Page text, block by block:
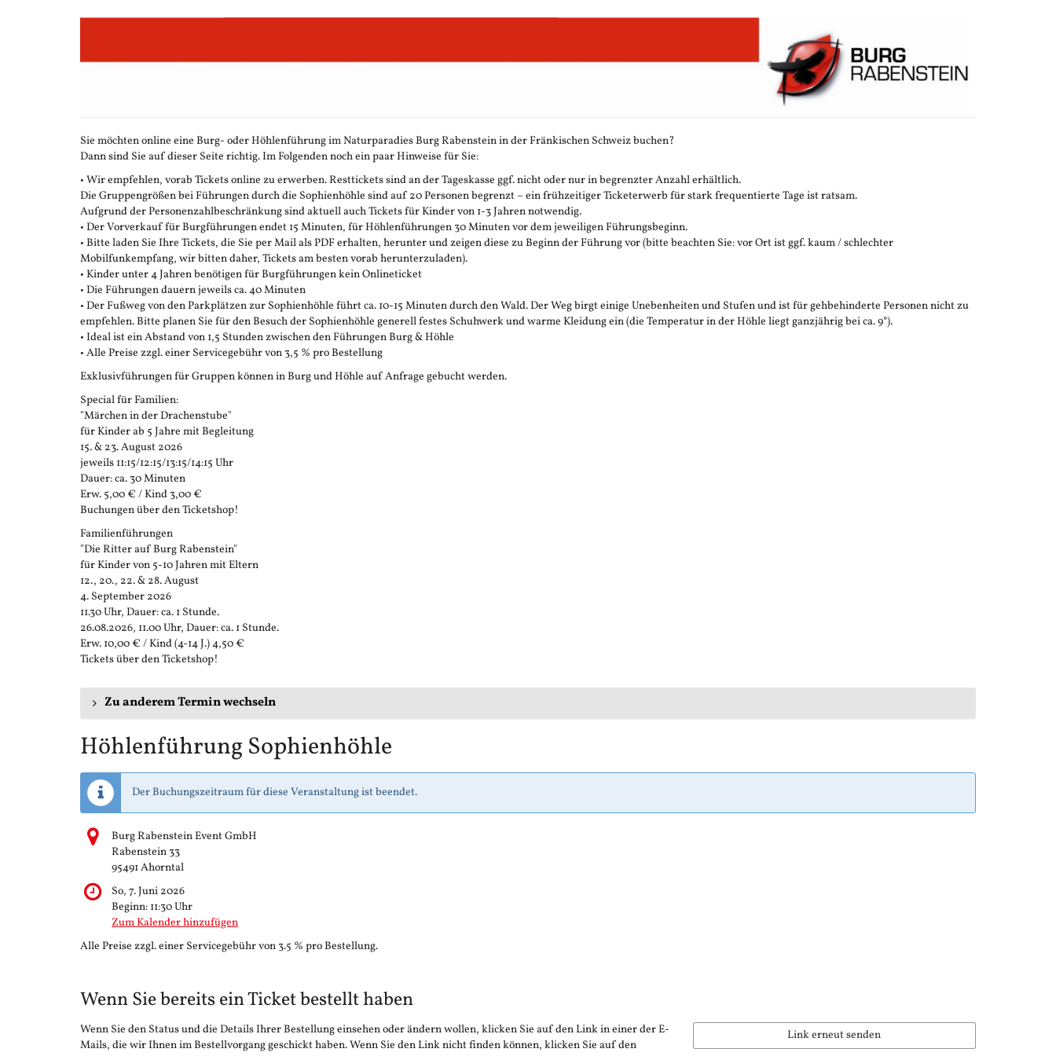
Sie möchten online eine Burg- oder Höhlenführung im Naturparadies Burg Rabenstein in der Fränkischen Schweiz buchen?
Dann sind Sie auf dieser Seite richtig. Im Folgenden noch ein paar Hinweise für Sie:
• Wir empfehlen, vorab Tickets online zu erwerben. Resttickets sind an der Tageskasse ggf. nicht oder nur in begrenzter Anzahl erhältlich.
Die Gruppengrößen bei Führungen durch die Sophienhöhle sind auf 20 Personen begrenzt – ein frühzeitiger Ticketerwerb für stark frequentierte Tage ist ratsam.
Aufgrund der Personenzahlbeschränkung sind aktuell auch Tickets für Kinder von 1-3 Jahren notwendig.
• Der Vorverkauf für Burgführungen endet 15 Minuten, für Höhlenführungen 30 Minuten vor dem jeweiligen Führungsbeginn.
• Bitte laden Sie Ihre Tickets, die Sie per Mail als PDF erhalten, herunter und zeigen diese zu Beginn der Führung vor (bitte beachten Sie: vor Ort ist ggf. kaum / schlechter
Mobilfunkempfang, wir bitten daher, Tickets am besten vorab herunterzuladen).
• Kinder unter 4 Jahren benötigen für Burgführungen kein Onlineticket
• Die Führungen dauern jeweils ca. 40 Minuten
• Der Fußweg von den Parkplätzen zur Sophienhöhle führt ca. 10-15 Minuten durch den Wald. Der Weg birgt einige Unebenheiten und Stufen und ist für gehbehinderte Personen nicht zu
empfehlen. Bitte planen Sie für den Besuch der Sophienhöhle generell festes Schuhwerk und warme Kleidung ein (die Temperatur in der Höhle liegt ganzjährig bei ca. 9°).
• Ideal ist ein Abstand von 1,5 Stunden zwischen den Führungen Burg & Höhle
• Alle Preise zzgl. einer Servicegebühr von 3,5 % pro Bestellung
Exklusivführungen für Gruppen können in Burg und Höhle auf Anfrage gebucht werden.
Special für Familien:
"Märchen in der Drachenstube"
für Kinder ab 5 Jahre mit Begleitung
15. & 23. August 2026
jeweils 11:15/12:15/13:15/14:15 Uhr
Dauer: ca. 30 Minuten
Erw. 5,00 € / Kind 3,00 €
Buchungen über den Ticketshop!
Familienführungen
"Die Ritter auf Burg Rabenstein"
für Kinder von 5-10 Jahren mit Eltern
12., 20., 22. & 28. August
4. September 2026
11.30 Uhr, Dauer: ca. 1 Stunde.
26.08.2026, 11.00 Uhr, Dauer: ca. 1 Stunde.
Erw. 10,00 € / Kind (4-14 J.) 4,50 €
Tickets über den Ticketshop!
Zu anderem Termin wechseln
Höhlenführung Sophienhöhle
Der Buchungszeitraum für diese Veranstaltung ist beendet.
Burg Rabenstein Event GmbH
Rabenstein 33
95491 Ahorntal
So, 7. Juni 2026
Beginn: 11:30Uhr
Zum Kalender hinzufügen
Alle Preise zzgl. einer Servicegebühr von 3.5 % pro Bestellung.
Wenn Sie bereits ein Ticket bestellt haben
Wenn Sie den Status und die Details Ihrer Bestellung einsehen oder ändern wollen, klicken Sie auf den Link in einer der E-
Mails, die wir Ihnen im Bestellvorgang geschickt haben. Wenn Sie den Link nicht finden können, klicken Sie auf den
Link erneut senden